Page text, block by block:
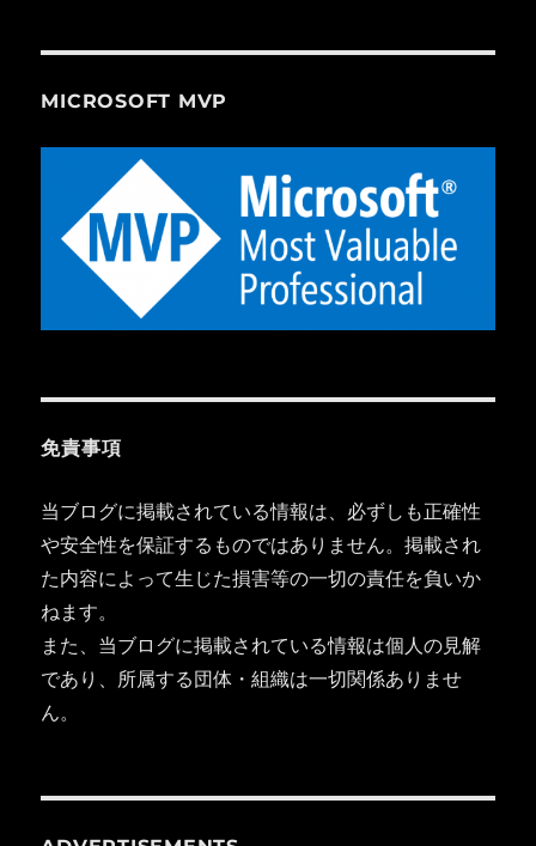
MICROSOFT MVP
免責事項
当ブログに掲載されている情報は、必ずしも正確性
や安全性を保証するものではありません。掲載され
た内容によって生じた損害等の一切の責任を負いか
ねます。
また、当ブログに掲載されている情報は個人の見解
であり、所属する団体・組織は一切関係ありませ
ん。